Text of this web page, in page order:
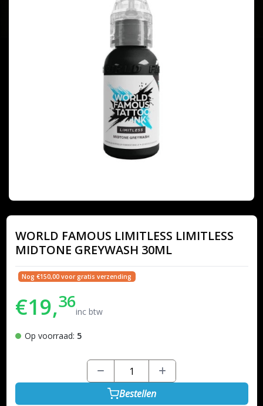
WORLD FAMOUS LIMITLESS LIMITLESS
MIDTONE GREYWASH 30ML
Nog €150,00 voor gratis verzending
€19,36inc btw
Op voorraad: 5
Bestellen